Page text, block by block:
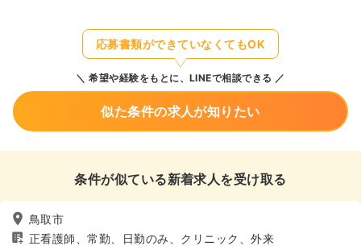
応募書類ができていなくてもOK
希望や経験をもとに、LINEで相談できる
似た条件の求人が知りたい
条件が似ている新着求人を受け取る
鳥取市
正看護師、常勤、日勤のみ、クリニック、外来